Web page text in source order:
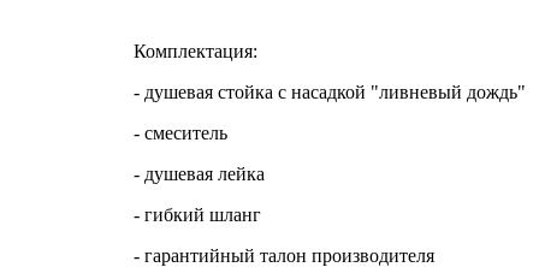
Комплектация:
- душевая стойка с насадкой "ливневый дождь"
- смеситель
- душевая лейка
- гибкий шланг
- гарантийный талон производителя